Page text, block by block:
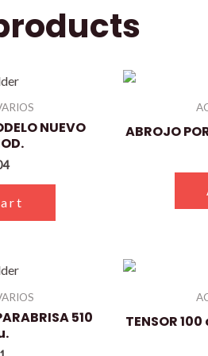
NUEVO
ABROJO
510
TENSOR